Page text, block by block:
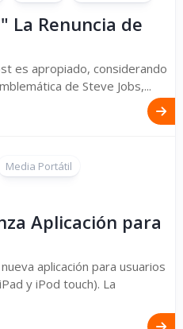
Renuncia de
es apropiado, considerando
de Steve Jobs,...
Media Portátil
Aplicación para
aplicación para usuarios
y iPod touch). La